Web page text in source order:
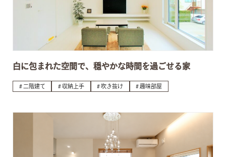
白に包まれた空間で、穏やかな時間を過ごせる家
二階建て 収納上手 吹き抜け 趣味部屋